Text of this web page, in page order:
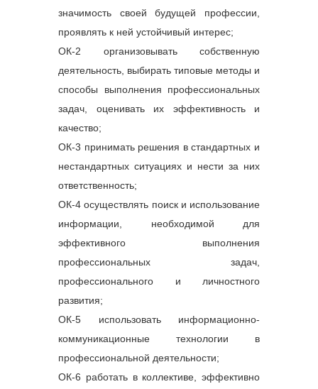
значимость своей будущей профессии,
проявлять к ней устойчивый интерес;
ОК-2 организовывать собственную
деятельность, выбирать типовые методы и
способы выполнения профессиональных
задач, оценивать их эффективность и
качество;
ОК-3 принимать решения в стандартных и
нестандартных ситуациях и нести за них
ответственность;
ОК-4 осуществлять поиск и использование
информации, необходимой для
эффективного выполнения
профессиональных задач,
профессионального и личностного
развития;
ОК-5 использовать информационно-
коммуникационные технологии в
профессиональной деятельности;
ОК-6 работать в коллективе, эффективно